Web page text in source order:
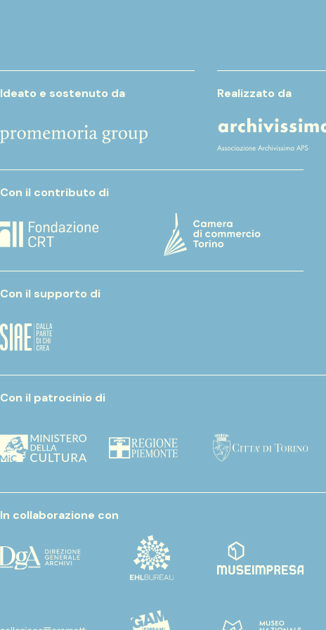
Ideato e sostenuto da Realizzato da
Con il contributo di
Con il supporto di
Con il patrocinio di
In collaborazione con